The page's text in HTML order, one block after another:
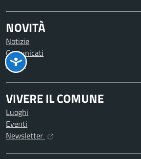
NOVITÀ
Notizie
Comunicati
Avvisi
VIVERE IL COMUNE
Luoghi
Eventi
Newsletter